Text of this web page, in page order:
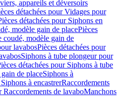
appareils et déversoirs
détachées pour Vidages pour
détachées pour Siphons en
modèle gain de placePièces
coudé, modèle gain de
lavabosPièces détachées pour
Siphons à tube plongeur pour
détachées pour Siphons à tube
de placeSiphons à
à encastrerRaccordements
Raccordements de lavaboManchons